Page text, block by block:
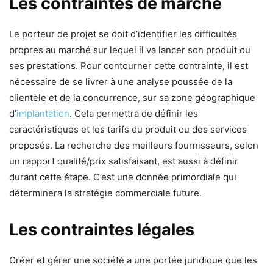
Le porteur de projet se doit d’identifier les difficultés
propres au marché sur lequel il va lancer son produit ou
ses prestations. Pour contourner cette contrainte, il est
nécessaire de se livrer à une analyse poussée de la
clientèle et de la concurrence, sur sa zone géographique
d’implantation. Cela permettra de définir les
caractéristiques et les tarifs du produit ou des services
proposés. La recherche des meilleurs fournisseurs, selon
un rapport qualité/prix satisfaisant, est aussi à définir
durant cette étape. C’est une donnée primordiale qui
déterminera la stratégie commerciale future.
Les contraintes légales
Créer et gérer une société a une portée juridique que les